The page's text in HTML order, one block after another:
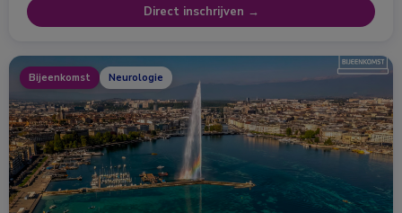
Direct inschrijven →
Bijeenkomst Neurologie